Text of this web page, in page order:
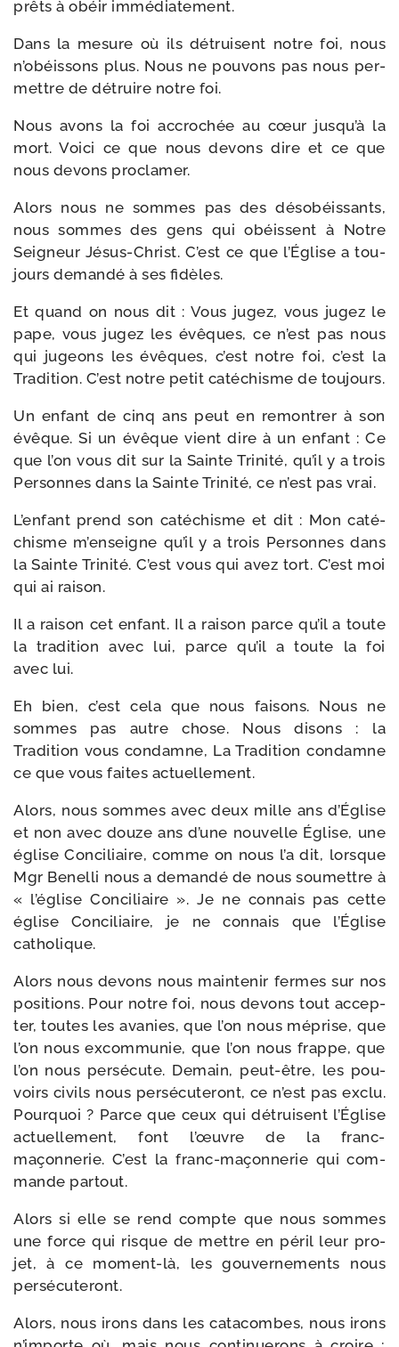
prêts à obéir immédiatement.
Dans la mesure où ils détruisent notre foi, nous
n’obéissons plus. Nous ne pou­vons pas nous per­
mettre de détruire notre foi.
Nous avons la foi accro­chée au cœur jusqu’à la
mort. Voici ce que nous devons dire et ce que
nous devons proclamer.
Alors nous ne sommes pas des déso­béis­sants,
nous sommes des gens qui obéissent à Notre
Seigneur Jésus-​Christ. C’est ce que l’Église a tou­
jours deman­dé à ses fidèles.
Et quand on nous dit : Vous jugez, vous jugez le
pape, vous jugez les évêques, ce n’est pas nous
qui jugeons les évêques, c’est notre foi, c’est la
Tradition. C’est notre petit caté­chisme de toujours.
Un enfant de cinq ans peut en remon­trer à son
évêque. Si un évêque vient dire à un enfant : Ce
que l’on vous dit sur la Sainte Trinité, qu’il y a trois
Personnes dans la Sainte Trinité, ce n’est pas vrai.
L’enfant prend son caté­chisme et dit : Mon caté­
chisme m’enseigne qu’il y a trois Personnes dans
la Sainte Trinité. C’est vous qui avez tort. C’est moi
qui ai raison.
Il a rai­son cet enfant. Il a rai­son parce qu’il a toute
la tra­di­tion avec lui, parce qu’il a toute la foi
avec lui.
Eh bien, c’est cela que nous fai­sons. Nous ne
sommes pas autre chose. Nous disons : la
Tradition vous condamne, La Tradition condamne
ce que vous faites actuellement.
Alors, nous sommes avec deux mille ans d’Église
et non avec douze ans d’une nou­velle Église, une
église Conciliaire, comme on nous l’a dit, lorsque
Mgr Benelli nous a deman­dé de nous sou­mettre à
« l’église Conciliaire ». Je ne connais pas cette
église Conciliaire, je ne connais que l’Église
catholique.
Alors nous devons nous main­te­nir fermes sur nos
posi­tions. Pour notre foi, nous devons tout accep­
ter, toutes les ava­nies, que l’on nous méprise, que
l’on nous excom­mu­nie, que l’on nous frappe, que
l’on nous per­sé­cute. Demain, peut-​être, les pou­
voirs civils nous per­sé­cu­te­ront, ce n’est pas exclu.
Pourquoi ? Parce que ceux qui détruisent l’Église
actuel­le­ment, font l’œuvre de la franc-​
maçonnerie. C’est la franc-​maçonnerie qui com­
mande partout.
Alors si elle se rend compte que nous sommes
une force qui risque de mettre en péril leur pro­
jet, à ce moment-​là, les gou­ver­ne­ments nous
persécuteront.
Alors, nous irons dans les cata­combes, nous irons